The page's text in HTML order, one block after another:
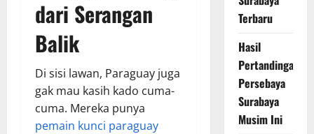
dari Serangan
Balik
Di sisi lawan, Paraguay juga
gak mau kasih kado cuma-
cuma. Mereka punya
pemain kunci paraguay
Terbaru
Hasil
Pertandingan
Persebaya
Surabaya
Musim Ini